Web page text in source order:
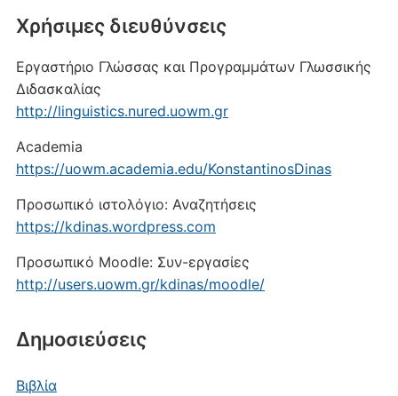
Xρήσιμες διευθύνσεις
Εργαστήριο Γλώσσας και Προγραμμάτων Γλωσσικής
Διδασκαλίας
http://linguistics.nured.uowm.gr
Academia
https://uowm.academia.edu/KonstantinosDinas
Προσωπικό ιστολόγιο: Αναζητήσεις
https://kdinas.wordpress.com
Προσωπικό Moodle: Συν-εργασίες
http://users.uowm.gr/kdinas/moodle/
Δημοσιεύσεις
Βιβλία